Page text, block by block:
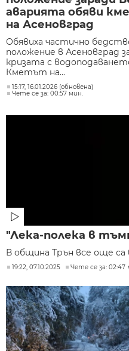
аварията обяви
на Асеновград
Обявиха частично
положение в Асеновград
кризата с
Кметът на...
15:17, 16.01.2026 (обновена)
Чете се за: 00:57 мин.
"Лека-полека в
В община Трън все още са
19:22, 07.10.2025 Чете се за: 02:47